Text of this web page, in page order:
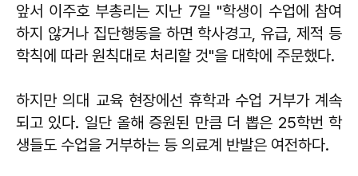
앞서 이주호 부총리는 지난 7일 "학생이 수업에 참여
하지 않거나 집단행동을 하면 학사경고, 유급, 제적 등
학칙에 따라 원칙대로 처리할 것"을 대학에 주문했다.
하지만 의대 교육 현장에선 휴학과 수업 거부가 계속
되고 있다. 일단 올해 증원된 만큼 더 뽑은 25학번 학
생들도 수업을 거부하는 등 의료계 반발은 여전하다.